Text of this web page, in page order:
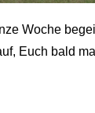
Woche
Euch bald